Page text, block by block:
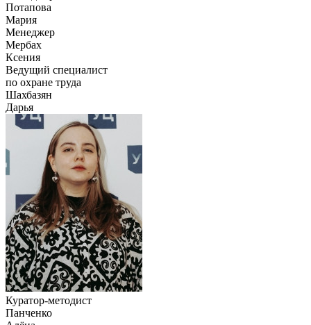
Потапова
Мария
Менеджер
Мербах
Ксения
Ведущий специалист
по охране труда
Шахбазян
Дарья
Куратор-методист
Панченко